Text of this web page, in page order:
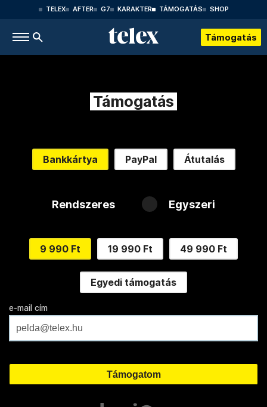
TELEX AFTER G7 KARAKTER TÁMOGATÁS SHOP
Támogatás
Támogatás
Bankkártya PayPal Átutalás
Rendszeres Egyszeri
9 990 Ft 19 990 Ft 49 990 Ft
Egyedi támogatás
e-mail cím